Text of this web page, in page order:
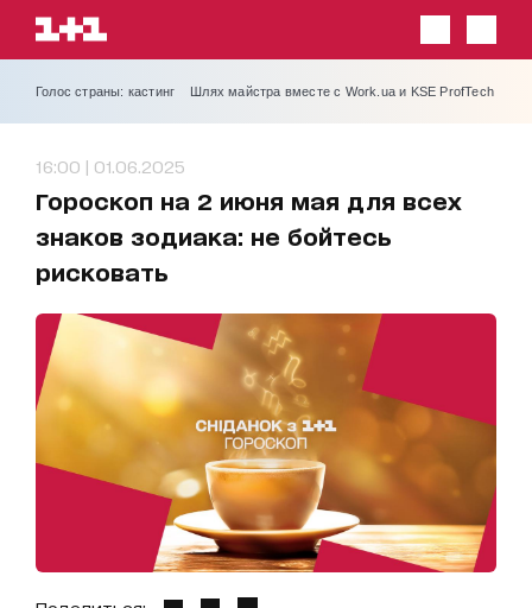
Голос страны: кастинг Шлях майстра вместе с Work.ua и KSE ProfTech
16:00 | 01.06.2025
Гороскоп на 2 июня мая для всех
знаков зодиака: не бойтесь
рисковать